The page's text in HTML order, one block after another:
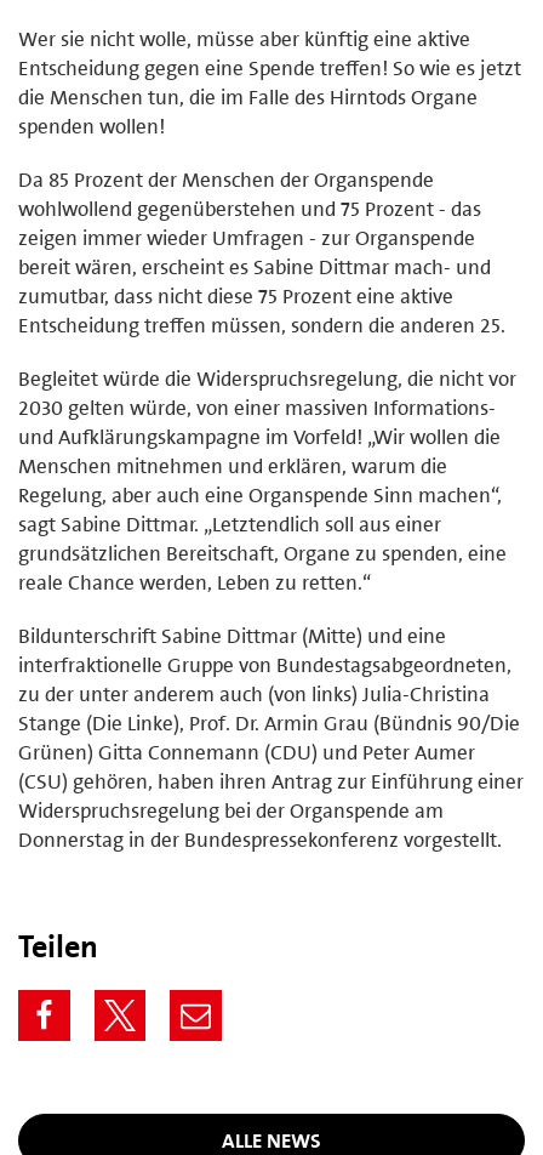
Wer sie nicht wolle, müsse aber künftig eine aktive
Entscheidung gegen eine Spende treffen! So wie es jetzt
die Menschen tun, die im Falle des Hirntods Organe
spenden wollen!
Da 85 Prozent der Menschen der Organspende
wohlwollend gegenüberstehen und 75 Prozent - das
zeigen immer wieder Umfragen - zur Organspende
bereit wären, erscheint es Sabine Dittmar mach- und
zumutbar, dass nicht diese 75 Prozent eine aktive
Entscheidung treffen müssen, sondern die anderen 25.
Begleitet würde die Widerspruchsregelung, die nicht vor
2030 gelten würde, von einer massiven Informations-
und Aufklärungskampagne im Vorfeld! „Wir wollen die
Menschen mitnehmen und erklären, warum die
Regelung, aber auch eine Organspende Sinn machen“,
sagt Sabine Dittmar. „Letztendlich soll aus einer
grundsätzlichen Bereitschaft, Organe zu spenden, eine
reale Chance werden, Leben zu retten.“
Bildunterschrift Sabine Dittmar (Mitte) und eine
interfraktionelle Gruppe von Bundestagsabgeordneten,
zu der unter anderem auch (von links) Julia-Christina
Stange (Die Linke), Prof. Dr. Armin Grau (Bündnis 90/Die
Grünen) Gitta Connemann (CDU) und Peter Aumer
(CSU) gehören, haben ihren Antrag zur Einführung einer
Widerspruchsregelung bei der Organspende am
Donnerstag in der Bundespressekonferenz vorgestellt.
Teilen
ALLE NEWS